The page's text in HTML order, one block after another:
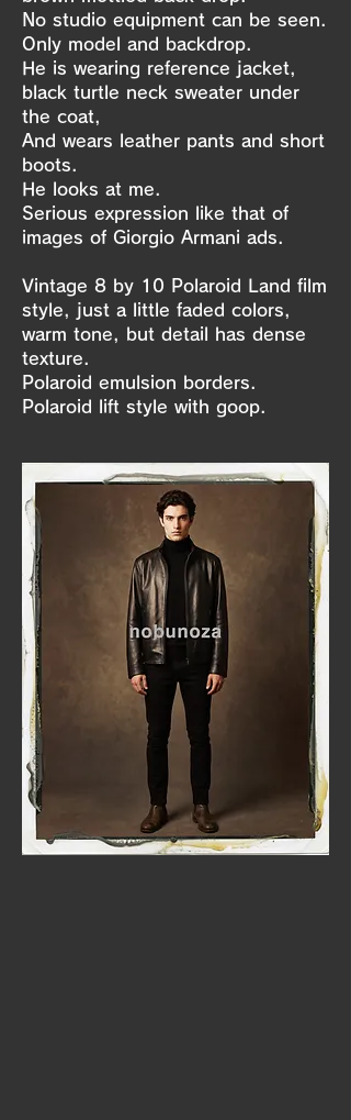
No studio equipment can be seen.
Only model and backdrop.
He is wearing reference jacket,
black turtle neck sweater under
the coat,
And wears leather pants and short
boots.
He looks at me.
Serious expression like that of
images of Giorgio Armani ads.
Vintage 8 by 10 Polaroid Land film
style, just a little faded colors,
warm tone, but detail has dense
texture.
Polaroid emulsion borders.
Polaroid lift style with goop.